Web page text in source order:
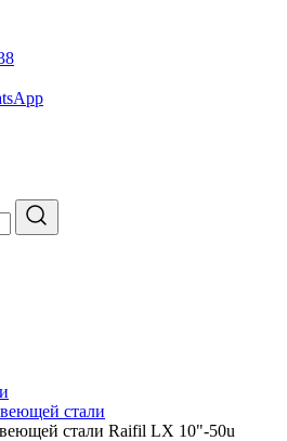
стали
стали Raifil LX 10"-50u